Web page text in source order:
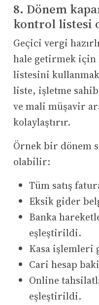
8. Dönem
kontrol listesi
Geçici vergi
hale getirmek için
listesini
liste, işletme
ve mali müşavir
kolaylaştırır.
Örnek bir dönem
olabilir:
Tüm satış
Eksik gider
Banka
eşleştirildi.
Kasa işlemleri
Cari hesap
Online
eşleştirildi.